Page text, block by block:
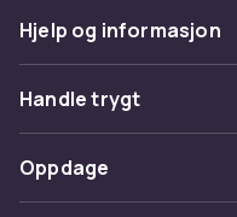
Ladere og
Galaxy S22
Hold batteriet ladet
Samsung Galaxy
hurtigladere, USB-
Hjelp og informasjon
Vanlige spørsmål
Spor pakke
Angre & returner her
Handle trygt
Betaling
Levering
Oppdage